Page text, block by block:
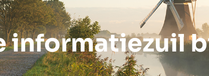
informatiezuil